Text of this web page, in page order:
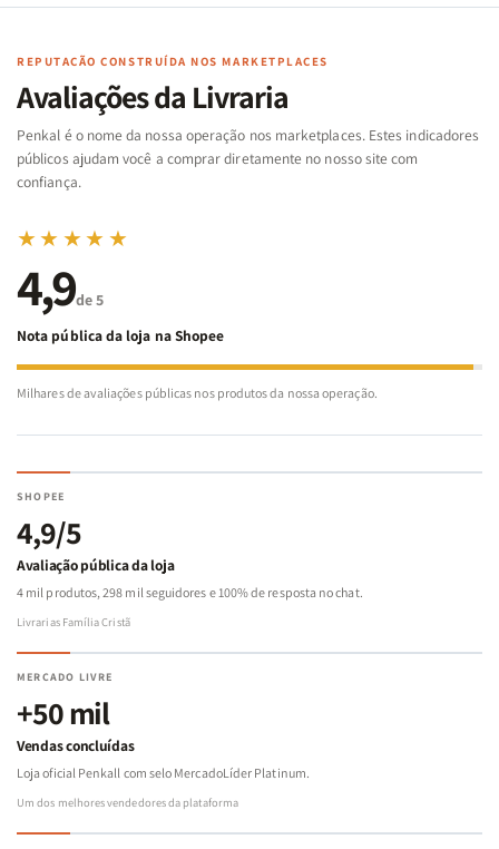
Cartas
Famílias
Bíblia
-
Penkal
Cartas
Famílias
da
Bíblia
-
Penkal
|
de
|
REPUTAÇÃO CONSTRUÍDA NOS MARKETPLACES
Avaliações da Livraria
Penkal é o nome da nossa operação nos marketplaces. Estes indicadores
públicos ajudam você a comprar diretamente no nosso site com
confiança.
★★★★★
4,9de 5
Nota pública da loja na Shopee
Milhares de avaliações públicas nos produtos da nossa operação.
SHOPEE
4,9/5
Avaliação pública da loja
4 mil produtos, 298 mil seguidores e 100% de resposta no chat.
Livrarias Família Cristã
MERCADO LIVRE
+50 mil
Vendas concluídas
Loja oficial Penkall com selo MercadoLíder Platinum.
Um dos melhores vendedores da plataforma